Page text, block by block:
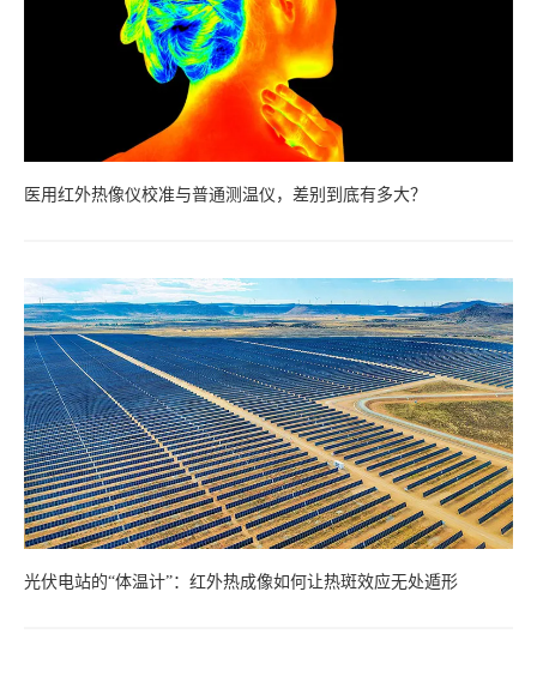
医用红外热像仪校准与普通测温仪，差别到底有多大？
光伏电站的“体温计”：红外热成像如何让热斑效应无处遁形